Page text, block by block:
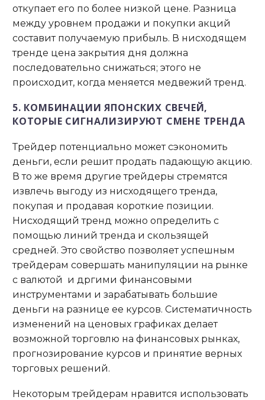
откупает его по более низкой цене. Разница
между уровнем продажи и покупки акций
составит получаемую прибыль. В нисходящем
тренде цена закрытия дня должна
последовательно снижаться; этого не
происходит, когда меняется медвежий тренд.
5. КОМБИНАЦИИ ЯПОНСКИХ СВЕЧЕЙ,
КОТОРЫЕ СИГНАЛИЗИРУЮТ СМЕНЕ ТРЕНДА
Трейдер потенциально может сэкономить
деньги, если решит продать падающую акцию.
В то же время другие трейдеры стремятся
извлечь выгоду из нисходящего тренда,
покупая и продавая короткие позиции.
Нисходящий тренд можно определить с
помощью линий тренда и скользящей
средней. Это свойство позволяет успешным
трейдерам совершать манипуляции на рынке
с валютой и дргими финансовыми
инструментами и зарабатывать большие
деньги на разнице ее курсов. Систематичность
изменений на ценовых графиках делает
возможной торговлю на финансовых рынках,
прогнозирование курсов и принятие верных
торговых решений.
Некоторым трейдерам нравится использовать